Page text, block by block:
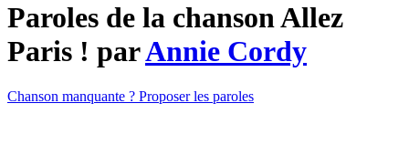
Paroles de la chanson Allez
Paris ! parAnnie Cordy
Chanson manquante ? Proposer les paroles